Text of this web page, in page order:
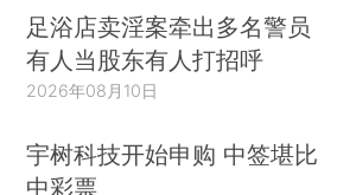
足浴店卖淫案牵出多名警员
有人当股东有人打招呼
2026年08月10日
宇树科技开始申购 中签堪比
中彩票